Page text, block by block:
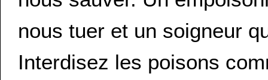
nous tuer et un soigneur
Interdisez les poisons